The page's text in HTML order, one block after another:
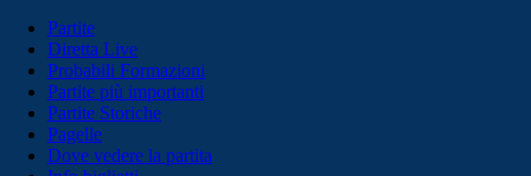
Partite
Diretta Live
Probabili Formazioni
Partite più importanti
Partite Storiche
Pagelle
Dove vedere la partita